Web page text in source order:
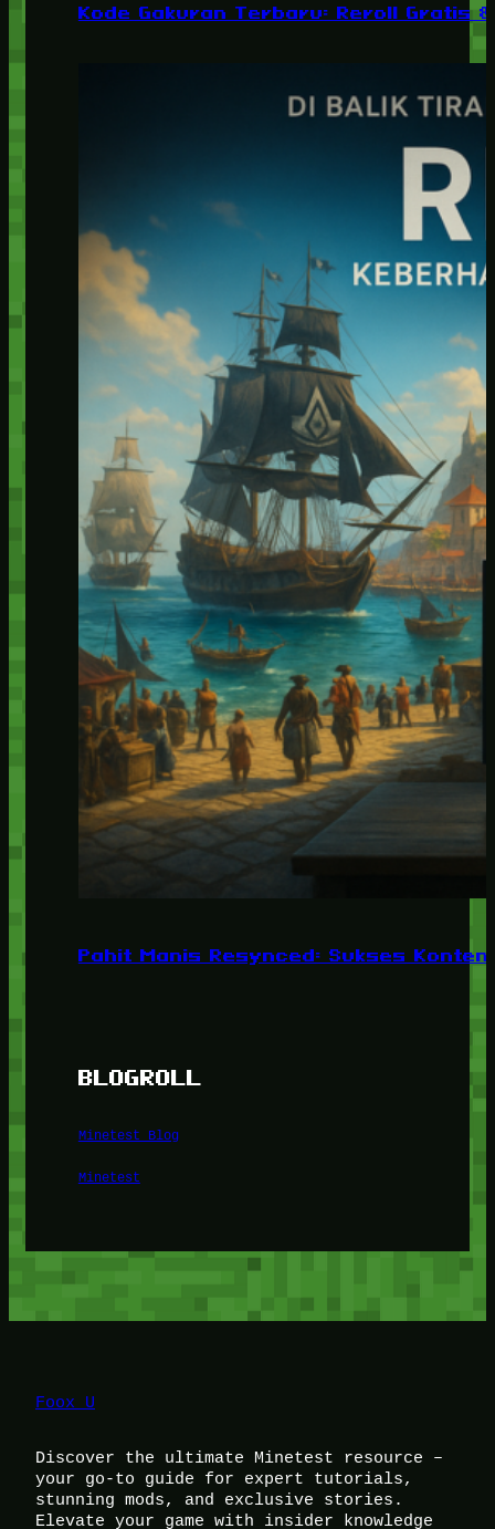
Kode Gakuran Terbaru: Reroll Gratis
Pahit Manis Resynced: Sukses
BLOGROLL
Minetest Blog
Minetest
Foox U
Discover the ultimate Minetest resource –
your go-to guide for expert tutorials,
stunning mods, and exclusive stories.
Elevate your game with insider knowledge